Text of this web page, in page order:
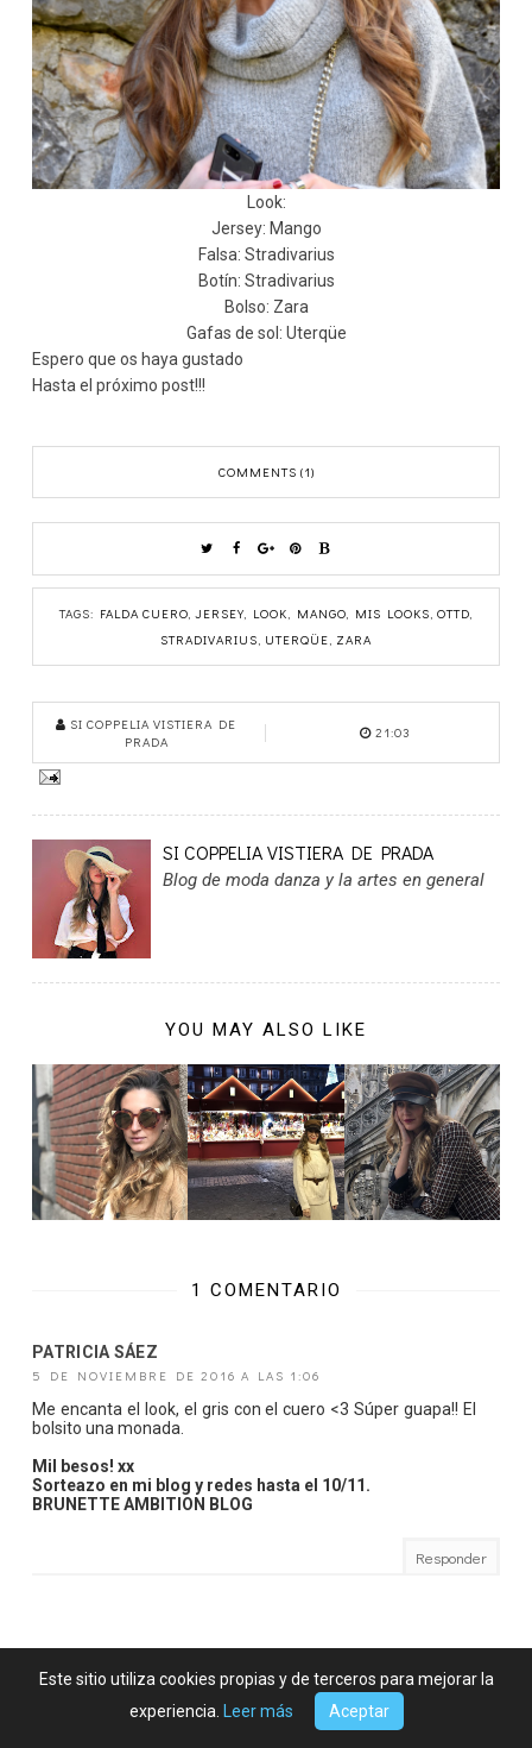
Look:
Jersey: Mango
Falsa: Stradivarius
Botín: Stradivarius
Bolso: Zara
Gafas de sol: Uterqüe
Espero que os haya gustado
Hasta el próximo post!!!
COMMENTS (1)
TAGS: FALDA CUERO JERSEY LOOK MANGO MIS LOOKS OTTD
STRADIVARIUS UTERQÜE ZARA
SI COPPELIA VISTIERA DE
PRADA
21:03
SI COPPELIA VISTIERA DE PRADA
Blog de moda danza y la artes en general
YOU MAY ALSO LIKE
1 COMENTARIO
PATRICIA SÁEZ
5 DE NOVIEMBRE DE 2016 A LAS 1:06
Me encanta el look, el gris con el cuero <3 Súper guapa!! El
bolsito una monada.
Mil besos! xx
Sorteazo en mi blog y redes hasta el 10/11.
BRUNETTE AMBITION BLOG
Responder
Este sitio utiliza cookies propias y de terceros para mejorar la
experiencia.
Leer más Aceptar